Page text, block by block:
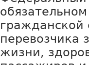
гражданской
перевозчика
жизни,